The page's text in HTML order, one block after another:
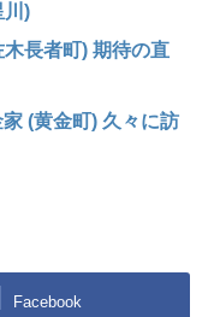
川)
長者町) 期待の直
(黄金町) 久々に訪
Facebook